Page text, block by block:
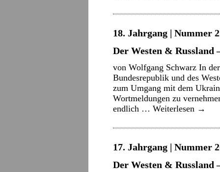
18. Jahrgang | Nummer
Der Westen & Russland
von Wolfgang Schwarz In
Bundesrepublik und des
zum Umgang mit dem
Wortmeldungen zu
endlich … Weiterlesen →
17. Jahrgang | Nummer
Der Westen & Russland